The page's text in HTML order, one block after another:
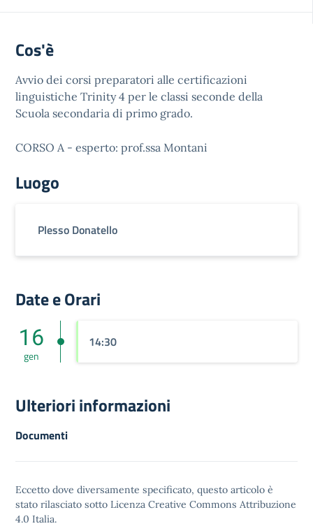
Cos'è
Avvio dei corsi preparatori alle certificazioni
linguistiche Trinity 4 per le classi seconde della
Scuola secondaria di primo grado.
CORSO A - esperto: prof.ssa Montani
Luogo
Plesso Donatello
Date e Orari
16
gen
14:30
Ulteriori informazioni
Documenti
Eccetto dove diversamente specificato, questo articolo è
stato rilasciato sotto Licenza Creative Commons Attribuzione
4.0 Italia.